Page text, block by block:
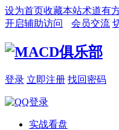
设为首页收藏本站术道有
开启辅助访问
会员交流
登录 立即注册 找回密码
实战看盘